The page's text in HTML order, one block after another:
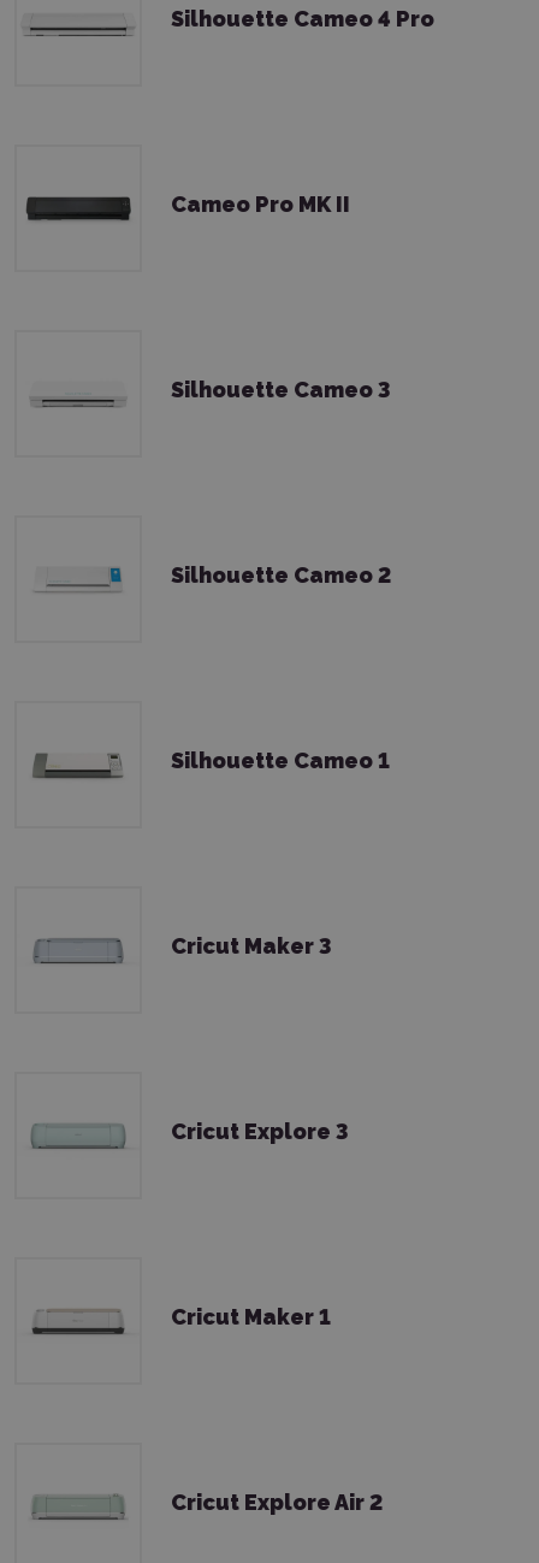
Silhouette Cameo 4 Pro
Cameo Pro MK II
Silhouette Cameo 3
Silhouette Cameo 2
Silhouette Cameo 1
Cricut Maker 3
Cricut Explore 3
Cricut Maker 1
Cricut Explore Air 2